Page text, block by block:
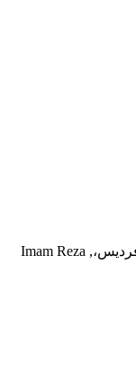
Alborz Province, Fardis، استان تهران، کرج، فردیس،, Imam Reza